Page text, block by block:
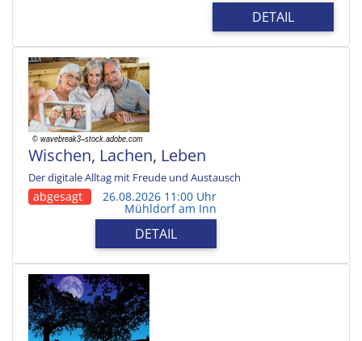
DETAIL
Wischen, Lachen, Leben
Der digitale Alltag mit Freude und Austausch
abgesagt 26.08.2026 11:00 Uhr
Mühldorf am Inn
DETAIL